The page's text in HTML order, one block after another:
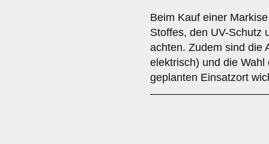
Beim Kauf einer
Stoffes, den UV-Schutz
achten. Zudem sind die
elektrisch) und die
geplanten Einsatzort